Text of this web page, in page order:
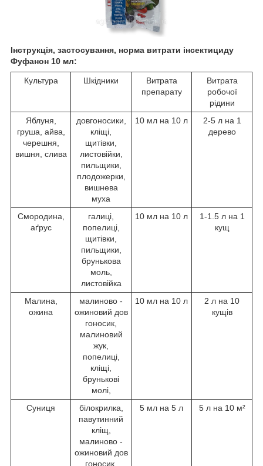
Інструкція, застосування, норма витрати інсектициду
Фуфанон 10 мл:
Культура Шкідники
Витрата
препарату
Витрата
робочої
рідини
Яблуня,
груша, айва,
черешня,
вишня, слива
довгоносики,
кліщі,
щитівки,
листовійки,
пильщики,
плодожерки,
вишнева
муха
10 мл на 10 л
2-5 л на 1
дерево
Смородина,
аґрус
галиці,
попелиці,
щитівки,
пильщики,
брунькова
моль,
листовійка
10 мл на 10 л
1-1.5 л на 1
кущ
Малина,
ожина
малиново -
ожиновий дов
гоносик,
малиновий
жук,
попелиці,
кліщі,
брунькові
молі,
10 мл на 10 л
2 л на 10
кущів
Суниця
білокрилка,
павутинний
кліщ,
малиново -
ожиновий дов
гоносик,
5 мл на 5 л 5 л на 10 м²